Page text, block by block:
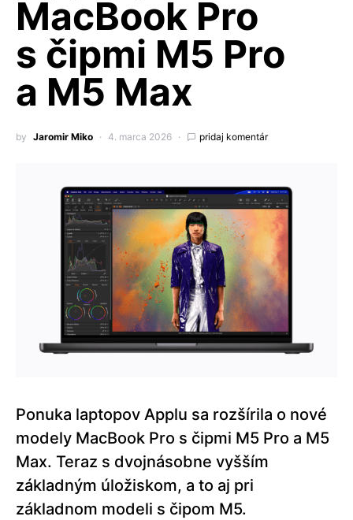
MacBook Pro
s čipmi M5 Pro
a M5 Max
by Jaromir Miko 4. marca 2026 pridaj komentár
Ponuka laptopov Applu sa rozšírila o nové
modely MacBook Pro s čipmi M5 Pro a M5
Max. Teraz s dvojnásobne vyšším
základným úložiskom, a to aj pri
základnom modeli s čipom M5.